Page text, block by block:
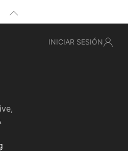
INICIAR SESIÓN